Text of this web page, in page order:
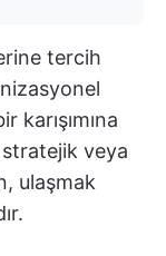
tercih
karışımına
stratejik veya
ulaşmak